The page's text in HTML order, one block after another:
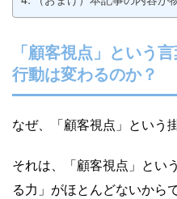
「顧客視点」という
行動は変わるのか？
なぜ、「顧客視点」という
それは、「顧客視点」とい
る力」がほとんどないからで